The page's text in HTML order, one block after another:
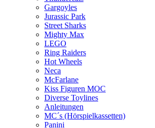
Gargoyles
Jurassic Park
Street Sharks
Mighty Max
LEGO
Ring Raiders
Hot Wheels
Neca
McFarlane
Kiss Figuren MOC
Diverse Toylines
Anleitungen
MC´s (Hörspielkassetten)
Panini